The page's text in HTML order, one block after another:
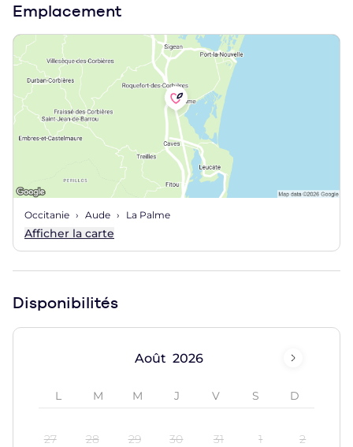
Emplacement
Occitanie Aude La Palme
Afficher la carte
Disponibilités
Août
27 28 29 30 31 1 2